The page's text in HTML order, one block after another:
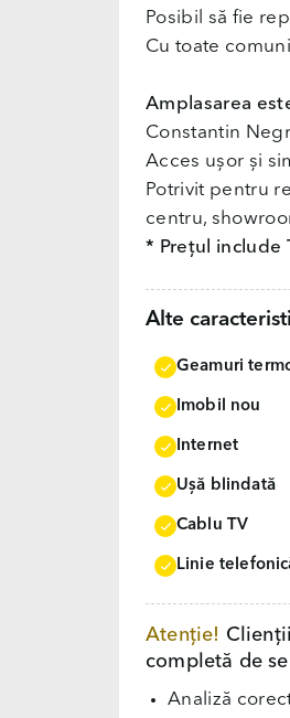
Posibil să fie
Cu toate
Amplasarea
Constantin
Acces ușor și
Potrivit pentru
centru,
* Prețul include
Alte
Geamuri
Imobil nou
Internet
Uşă blindată
Cablu TV
Linie
Atenție!
completă de
Analiză